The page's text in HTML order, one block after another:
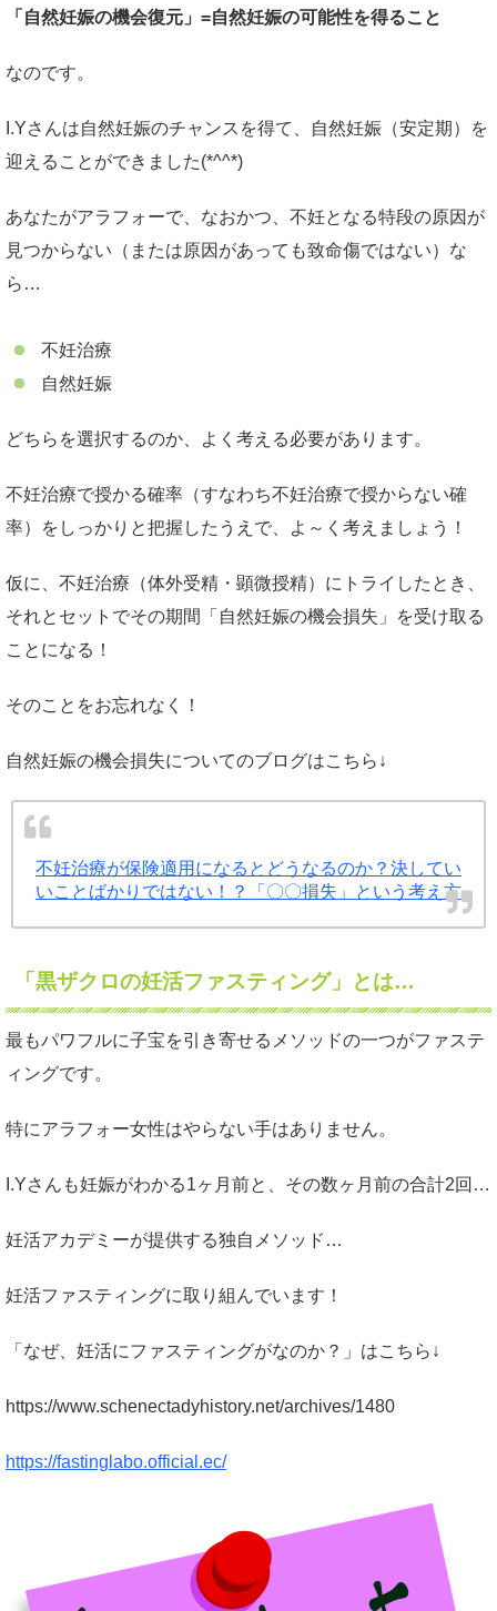
「自然妊娠の機会復元」=自然妊娠の可能性を得ること
なのです。
I.Yさんは自然妊娠のチャンスを得て、自然妊娠（安定期）を
迎えることができました(*^^*)
あなたがアラフォーで、なおかつ、不妊となる特段の原因が
見つからない（または原因があっても致命傷ではない）な
ら…
不妊治療
自然妊娠
どちらを選択するのか、よく考える必要があります。
不妊治療で授かる確率（すなわち不妊治療で授からない確
率）をしっかりと把握したうえで、よ～く考えましょう！
仮に、不妊治療（体外受精・顕微授精）にトライしたとき、
それとセットでその期間「自然妊娠の機会損失」を受け取る
ことになる！
そのことをお忘れなく！
自然妊娠の機会損失についてのブログはこちら↓
不妊治療が保険適用になるとどうなるのか？決してい
いことばかりではない！？「〇〇損失」という考え方
「黒ザクロの妊活ファスティング」とは…
最もパワフルに子宝を引き寄せるメソッドの一つがファステ
ィングです。
特にアラフォー女性はやらない手はありません。
I.Yさんも妊娠がわかる1ヶ月前と、その数ヶ月前の合計2回…
妊活アカデミーが提供する独自メソッド…
妊活ファスティングに取り組んでいます！
「なぜ、妊活にファスティングがなのか？」はこちら↓
https://www.schenectadyhistory.net/archives/1480
https://fastinglabo.official.ec/